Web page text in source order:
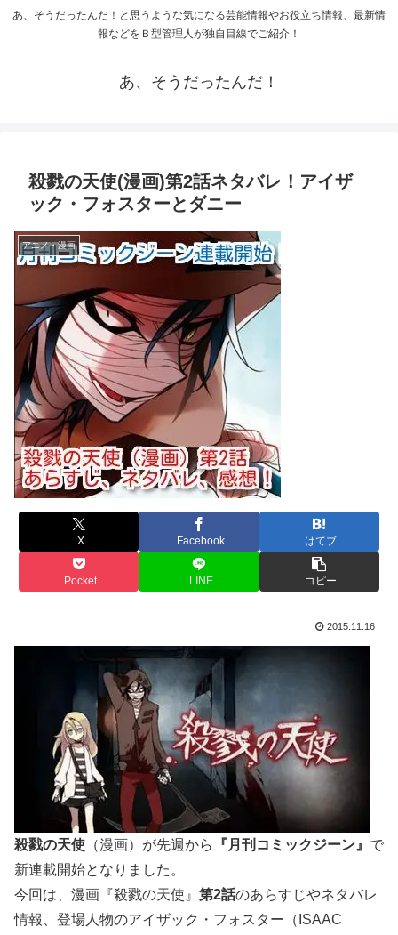
あ、そうだったんだ！と思うような気になる芸能情報やお役立ち情報、最新情
報などをＢ型管理人が独自目線でご紹介！
あ、そうだったんだ！
殺戮の天使(漫画)第2話ネタバレ！アイザ
ック・フォスターとダニー
アニメ・漫画
X Facebook はてブ
Pocket LINE コピー
2015.11.16
殺戮の天使 （漫画）が先週から 『月刊コミックジーン』 で
新連載開始となりました。
今回は、漫画『殺戮の天使』 第2話のあらすじやネタバレ
情報、登場人物のアイザック・フォスター（ISAAC